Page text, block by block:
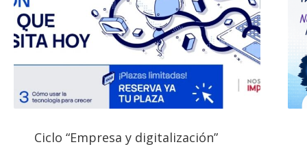
Ciclo “Empresa y digitalización”